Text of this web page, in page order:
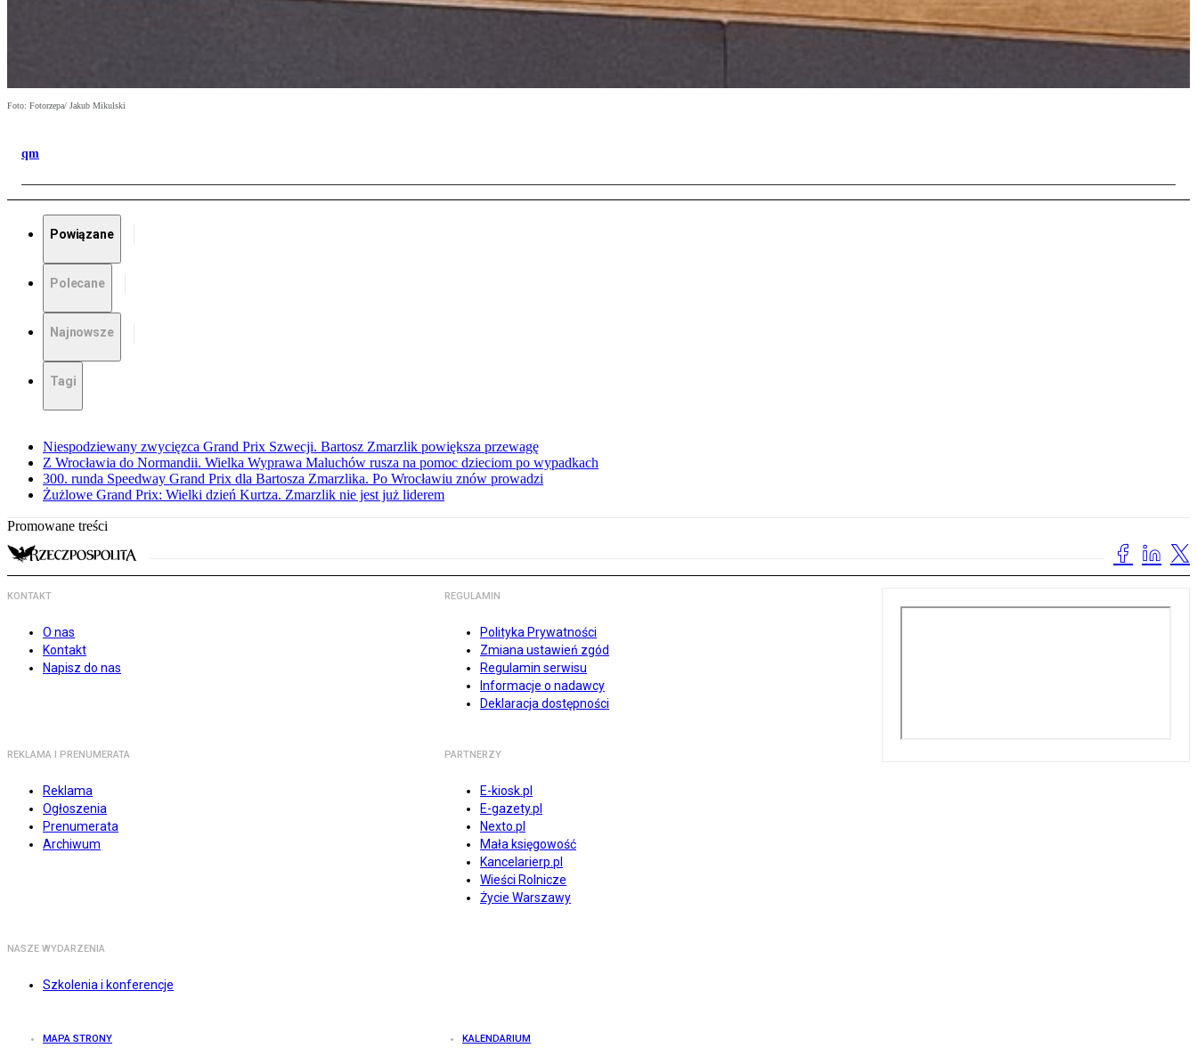
Foto: Fotorzepa/ Jakub Mikulski
qm
Powiązane
Polecane
Najnowsze
Tagi
Niespodziewany zwycięzca Grand Prix Szwecji. Bartosz Zmarzlik powiększa przewagę
Z Wrocławia do Normandii. Wielka Wyprawa Maluchów rusza na pomoc dzieciom po wypadkach
300. runda Speedway Grand Prix dla Bartosza Zmarzlika. Po Wrocławiu znów prowadzi
Żużlowe Grand Prix: Wielki dzień Kurtza. Zmarzlik nie jest już liderem
Promowane treści
KONTAKT
O nas
Kontakt
Napisz do nas
REGULAMIN
Polityka Prywatności
Zmiana ustawień zgód
Regulamin serwisu
Informacje o nadawcy
Deklaracja dostępności
REKLAMA I PRENUMERATA
Reklama
Ogłoszenia
Prenumerata
Archiwum
PARTNERZY
E-kiosk.pl
E-gazety.pl
Nexto.pl
Mała księgowość
Kancelarierp.pl
Wieści Rolnicze
Życie Warszawy
NASZE WYDARZENIA
Szkolenia i konferencje
MAPA STRONY KALENDARIUM